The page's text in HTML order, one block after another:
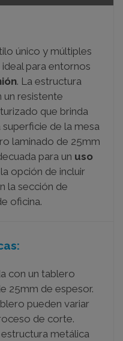
único y múltiples
para entornos
. La estructura
un resistente
que brinda
de la mesa
laminado de 25mm
para un uso
opción de incluir
la sección de
oficina.
con un tablero
25mm de espesor.
pueden variar
de corte.
metálica